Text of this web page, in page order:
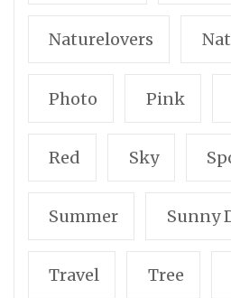
Naturelovers
Photo Pink
Red Sky
Summer Sunny
Travel Tree